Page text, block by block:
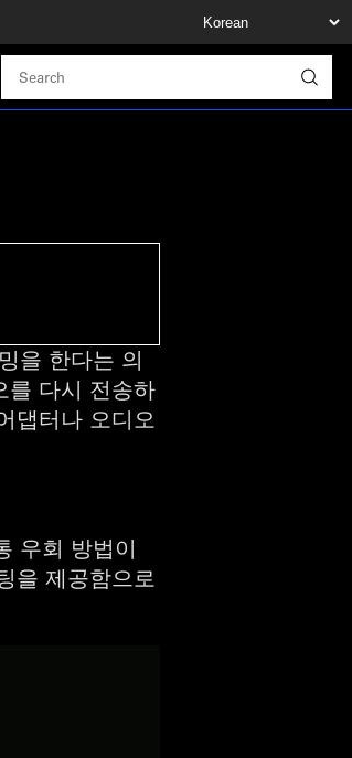
을 한다는 의
를 다시 전송하
댑터나 오디오
우회 방법이
을 제공함으로